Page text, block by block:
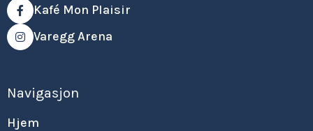
 Kafé Mon Plaisir
 Varegg Arena
Navigasjon
Hjem